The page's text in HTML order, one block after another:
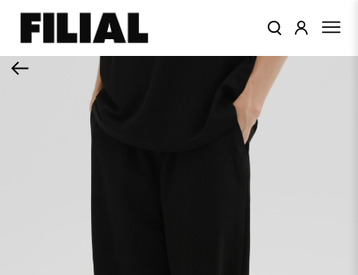
ПОДАРОЧНЫЙ
СЕРТИФИКАТ
ОДЕЖДА